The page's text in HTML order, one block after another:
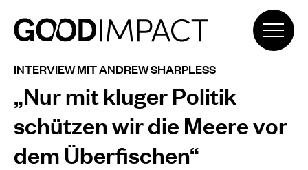
INTERVIEW MIT ANDREW SHARPLESS
„Nur mit kluger Politik
schützen wir die Meere vor
dem Überfischen“